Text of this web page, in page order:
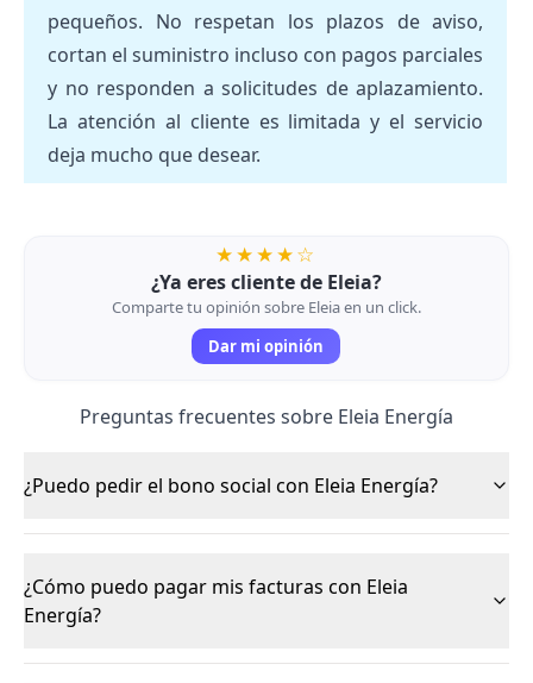
pequeños. No respetan los plazos de aviso,
cortan el suministro incluso con pagos parciales
y no responden a solicitudes de aplazamiento.
La atención al cliente es limitada y el servicio
deja mucho que desear.
★★★★☆
¿Ya eres cliente de Eleia?
Comparte tu opinión sobre Eleia en un click.
Dar mi opinión
Preguntas frecuentes sobre Eleia Energía
¿Puedo pedir el bono social con Eleia Energía?
¿Cómo puedo pagar mis facturas con Eleia
Energía?